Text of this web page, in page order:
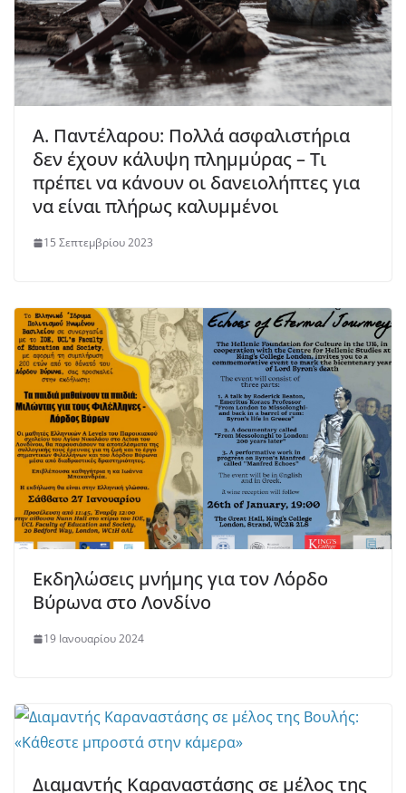
Α. Παντέλαρου: Πολλά ασφαλιστήρια
δεν έχουν κάλυψη πλημμύρας – Τι
πρέπει να κάνουν οι δανειολήπτες για
να είναι πλήρως καλυμμένοι
15 Σεπτεμβρίου 2023
Εκδηλώσεις μνήμης για τον Λόρδο
Βύρωνα στο Λονδίνο
19 Ιανουαρίου 2024
Διαμαντής Καραναστάσης σε μέλος της